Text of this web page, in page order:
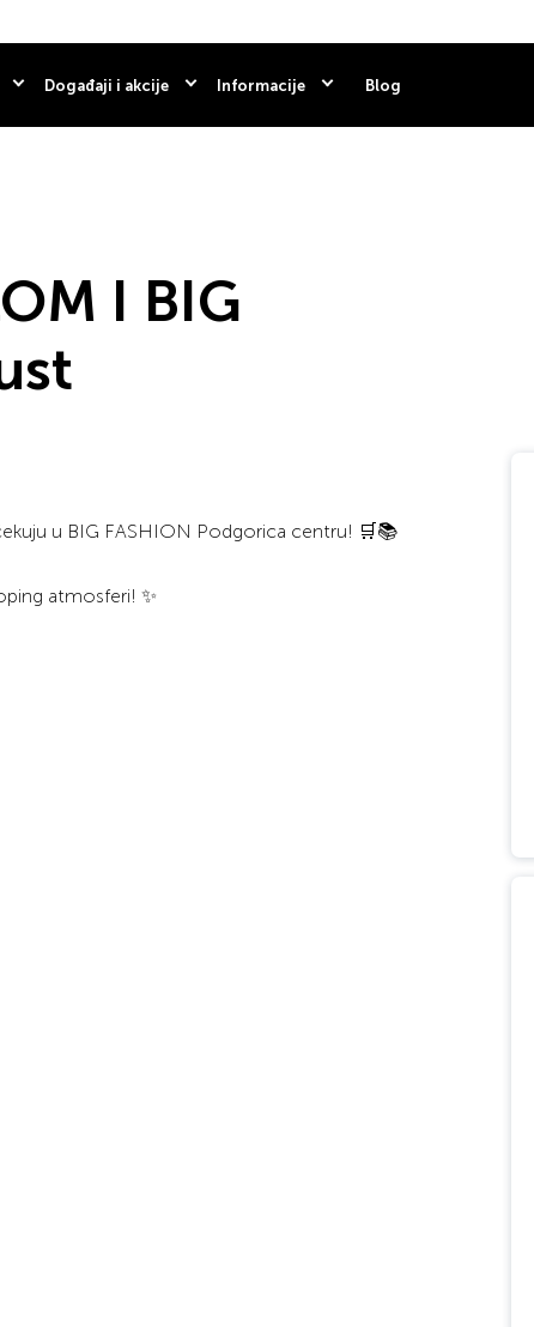
Događaji i akcije Informacije Blog
I BIG
u BIG FASHION Podgorica centru! 🛒📚
atmosferi! ✨